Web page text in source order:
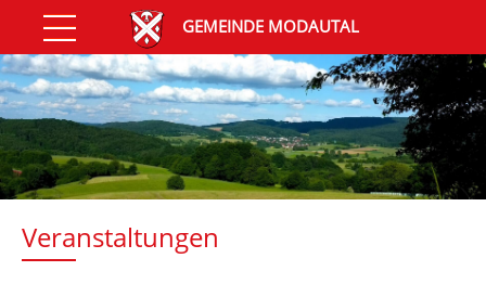
GEMEINDE MODAUTAL
Veranstaltungen